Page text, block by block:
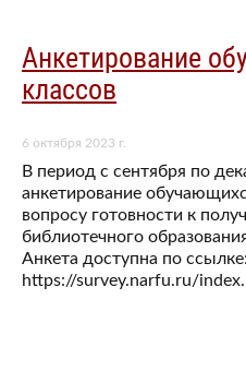
Анкетирование
классов
6 октября 2023 г.
В период с сентября по
анкетирование
вопросу готовности к
библиотечного
Анкета доступна по ссылке:
https://survey.narfu.ru/